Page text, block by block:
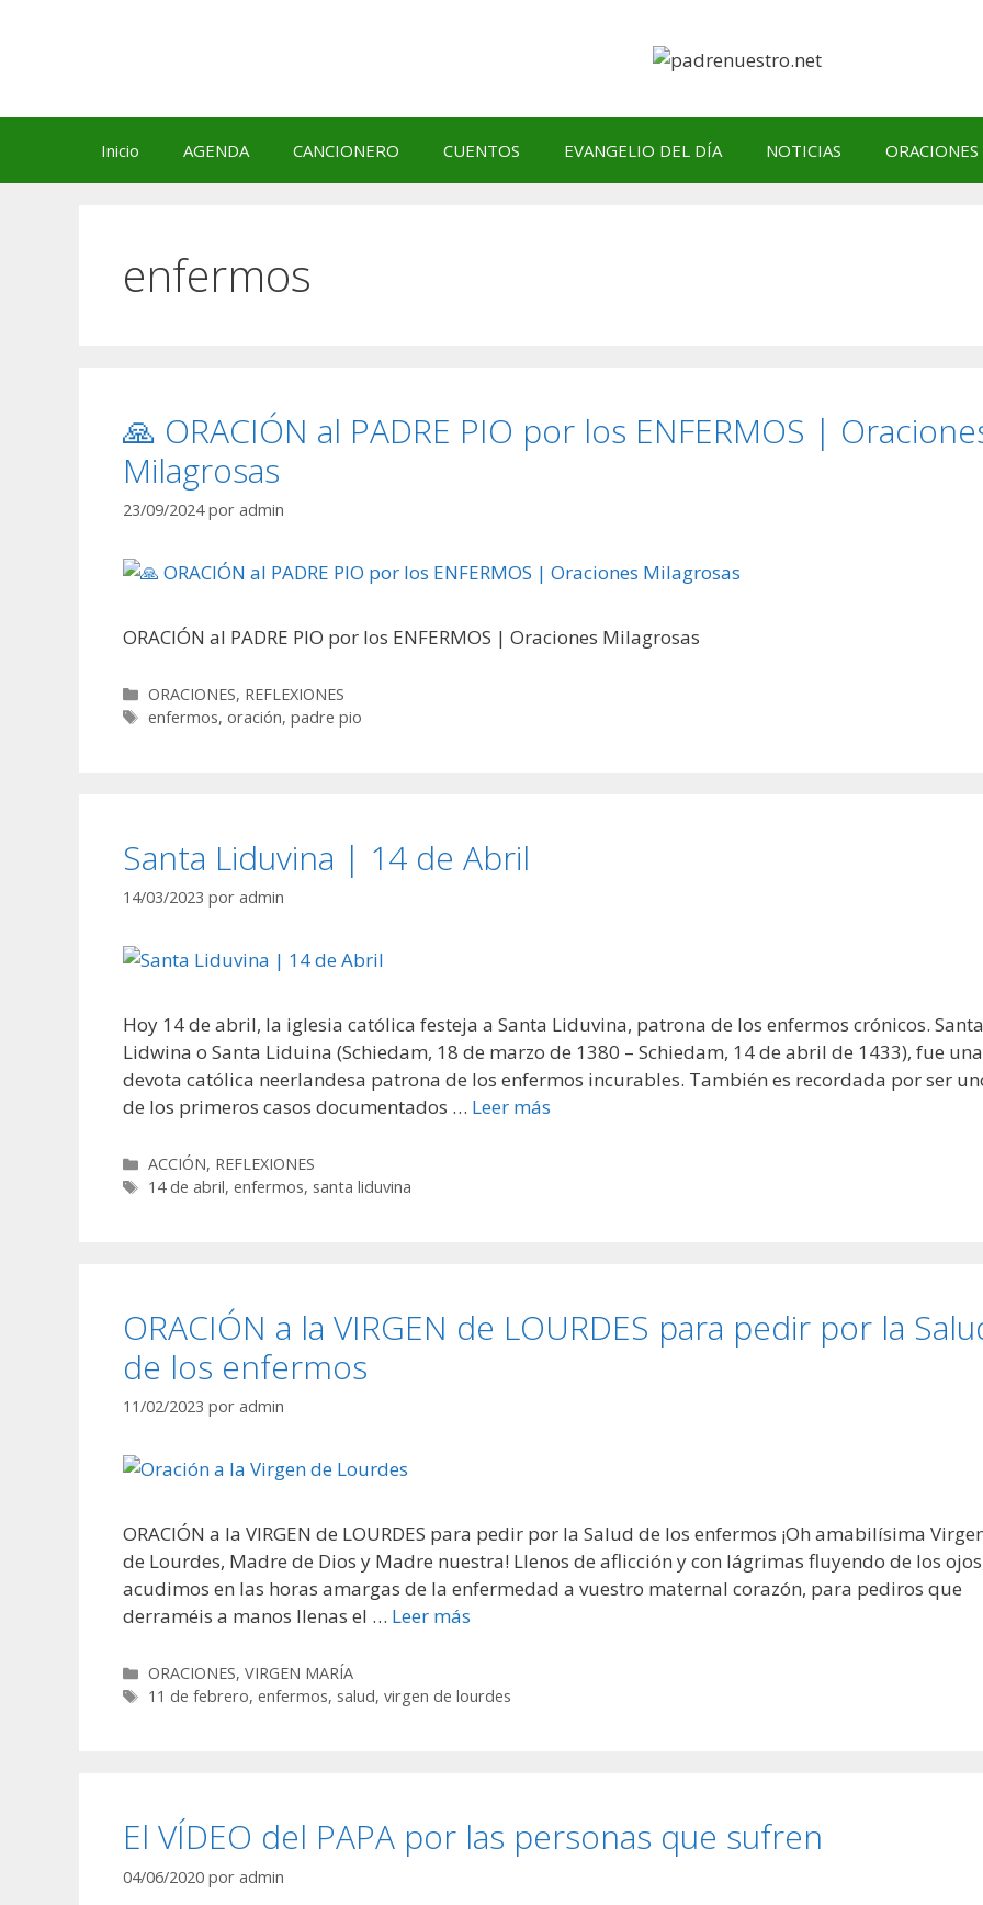
Inicio AGENDA CANCIONERO CUENTOS EVANGELIO DEL DÍA NOTICIAS ORACIONES
enfermos
🙏 ORACIÓN al PADRE PIO por los ENFERMOS |
Milagrosas
23/09/2024 por admin
ORACIÓN al PADRE PIO por los ENFERMOS | Oraciones Milagrosas
Categorías
ORACIONES, REFLEXIONES
Etiquetas
enfermos,oración,padre pio
Santa Liduvina | 14 de Abril
14/03/2023 por admin
Hoy 14 de abril, la iglesia católica festeja a Santa Liduvina, patrona de los enfermos crónicos. Santa
Lidwina o Santa Liduina (Schiedam, 18 de marzo de 1380 – Schiedam, 14 de abril de 1433), fue una
devota católica neerlandesa patrona de los enfermos incurables. También es recordada por ser
de los primeros casos documentados … Leer más
Categorías
ACCIÓN, REFLEXIONES
Etiquetas
14 de abril,enfermos, santa liduvina
ORACIÓN a la VIRGEN de LOURDES para pedir por la
de los enfermos
11/02/2023 por admin
ORACIÓN a la VIRGEN de LOURDES para pedir por la Salud de los enfermos ¡Oh amabilísima
de Lourdes, Madre de Dios y Madre nuestra! Llenos de aflicción y con lágrimas fluyendo de los
acudimos en las horas amargas de la enfermedad a vuestro maternal corazón, para pediros que
derraméis a manos llenas el … Leer más
Categorías
ORACIONES,VIRGEN MARÍA
Etiquetas
11 de febrero,enfermos, salud,virgen de lourdes
El VÍDEO del PAPA por las personas que sufren
04/06/2020 por admin